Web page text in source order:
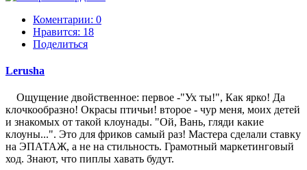
Коментарии: 0
Нравится: 18
Поделиться
Lerusha
Ощущение двойственное: первое -"Ух ты!", Как ярко! Да
клочкообразно! Окрасы птичьи! второе - чур меня, моих детей
и знакомых от такой клоунады. "Ой, Вань, гляди какие
клоуны...". Это для фриков самый раз! Мастера сделали ставку
на ЭПАТАЖ, а не на стильность. Грамотный маркетинговый
ход. Знают, что пиплы хавать будут.